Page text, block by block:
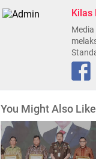
Kilas
You Might Also